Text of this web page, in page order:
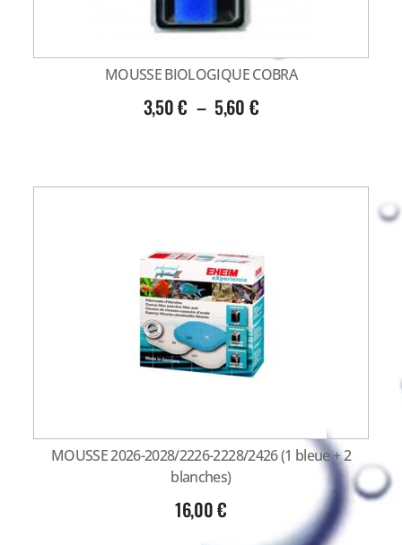
MOUSSE BIOLOGIQUE COBRA
3,50€ – 5,60 €
MOUSSE 2026-2028/2226-2228/2426 (1 bleue + 2
blanches)
16,00€